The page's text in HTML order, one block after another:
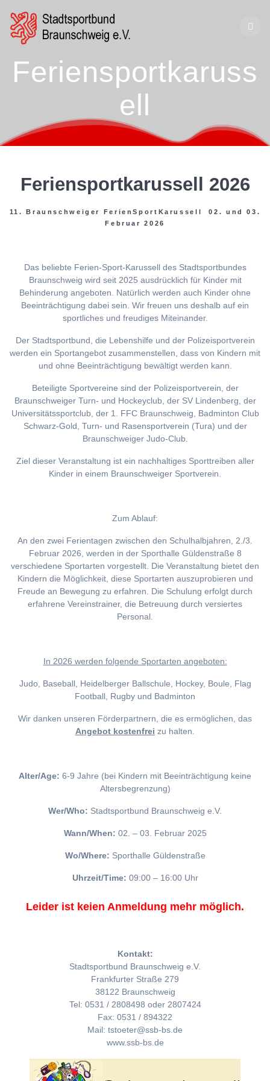
Feriensportkaruss
ell
Feriensportkarussell 2026
11. Braunschweiger FerienSportKarussell 02. und 03.
Februar 2026
Das beliebte Ferien-Sport-Karussell des Stadtsportbundes
Braunschweig wird seit 2025 ausdrücklich für Kinder mit
Behinderung angeboten. Natürlich werden auch Kinder ohne
Beeinträchtigung dabei sein. Wir freuen uns deshalb auf ein
sportliches und freudiges Miteinander.
Der Stadtsportbund, die Lebenshilfe und der Polizeisportverein
werden ein Sportangebot zusammenstellen, dass von Kindern mit
und ohne Beeinträchtigung bewältigt werden kann.
Beteiligte Sportvereine sind der Polizeisportverein, der
Braunschweiger Turn- und Hockeyclub, der SV Lindenberg, der
Universitätssportclub, der 1. FFC Braunschweig, Badminton Club
Schwarz-Gold, Turn- und Rasensportverein (Tura) und der
Braunschweiger Judo-Club.
Ziel dieser Veranstaltung ist ein nachhaltiges Sporttreiben aller
Kinder in einem Braunschweiger Sportverein.
Zum Ablauf:
An den zwei Ferientagen zwischen den Schulhalbjahren, 2./3.
Februar 2026, werden in der Sporthalle Güldenstraße 8
verschiedene Sportarten vorgestellt. Die Veranstaltung bietet den
Kindern die Möglichkeit, diese Sportarten auszuprobieren und
Freude an Bewegung zu erfahren. Die Schulung erfolgt durch
erfahrene Vereinstrainer, die Betreuung durch versiertes
Personal.
In 2026 werden folgende Sportarten angeboten:
Judo, Baseball, Heidelberger Ballschule, Hockey, Boule, Flag
Football, Rugby und Badminton
Wir danken unseren Förderpartnern, die es ermöglichen, das
Angebot kostenfrei zu halten.
Alter/Age: 6-9 Jahre (bei Kindern mit Beeinträchtigung keine
Altersbegrenzung)
Wer/Who: Stadtsportbund Braunschweig e.V.
Wann/When: 02. – 03. Februar 2025
Wo/Where: Sporthalle Güldenstraße
Uhrzeit/Time: 09:00 – 16:00 Uhr
Leider ist keien Anmeldung mehr möglich.
Kontakt:
Stadtsportbund Braunschweig e.V.
Frankfurter Straße 279
38122 Braunschweig
Tel: 0531 / 2808498 oder 2807424
Fax: 0531 / 894322
Mail: tstoeter@ssb-bs.de
www.ssb-bs.de